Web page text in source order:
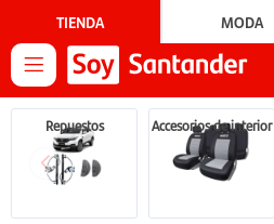
TIENDA MODA

Repuestos Accesorios de interior